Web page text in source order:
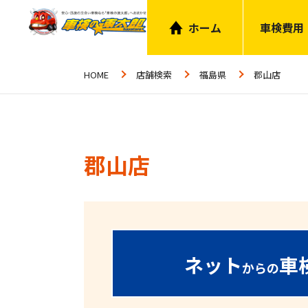
ホーム 車検費用
HOME 店舗検索 福島県 郡山店
郡山店
ネットからの車